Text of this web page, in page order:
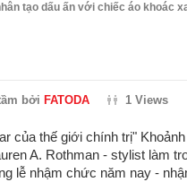
tạo dấu ấn với chiếc áo khoác
bởi FATODA 1 Views
của thế giới chính trị"
A. Rothman - stylist làm
lễ nhậm chức năm nay -